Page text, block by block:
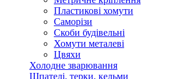
Пластикові хомути
Саморізи
Скоби будівельні
Хомути металеві
Цвяхи
Холодне зварювання
Шпателі, терки, кельми